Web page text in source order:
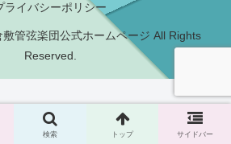
ライバシーポリシー
管弦楽団公式ホームページ All Rights
Reserved.
検索 トップ サイドバー